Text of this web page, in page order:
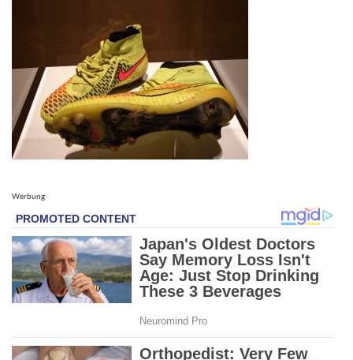
Werbung